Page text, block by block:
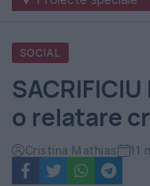
internaționale
România
-
Evenimentul
Zilei
SOCIAL
SACRIFICIU
o relatare
Cristina Mathias 11